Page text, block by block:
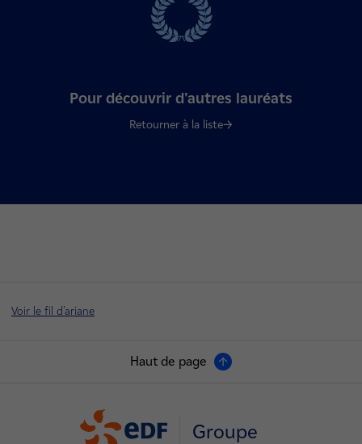
Pour découvrir d'autres lauréats
Retourner à la liste
Voir le fil d'ariane
Haut de page
Groupe